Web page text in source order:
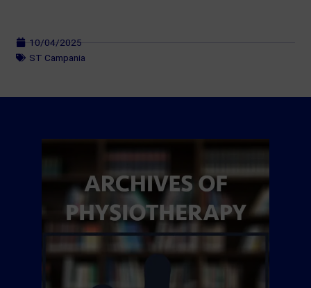
10/04/2025
ST Campania